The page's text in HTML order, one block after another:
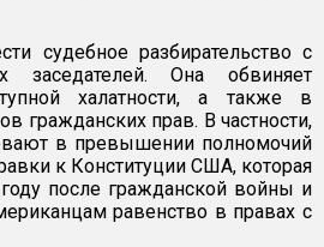
судебное разбирательство с
заседателей. Она обвиняет
халатности, а также в
гражданских прав. В частности,
в превышении полномочий
к Конституции США, которая
после гражданской войны и
равенство в правах с